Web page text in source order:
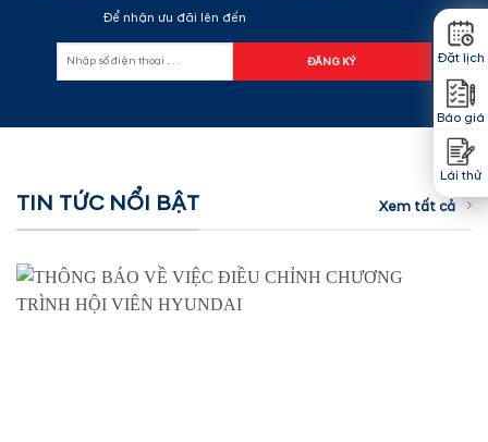
Để nhận ưu đãi lên đến
TIN TỨC NỔI BẬT Xem tất cả
Đặt lịch
Báo giá
Lái thử